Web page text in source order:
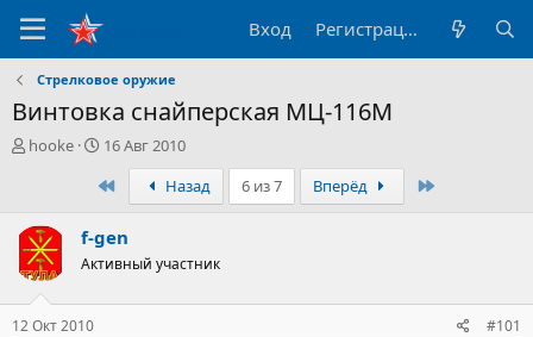
Вход Регистрация
Стрелковое оружие
Винтовка снайперская МЦ-116М
А
р
т
е
м
ы
hooke
Д
т
н
а
ч
16 Авг 2010
ПервыйНазад 6 из 7 Вперёд
f-gen
Активный участник
12 Окт 2010 #101